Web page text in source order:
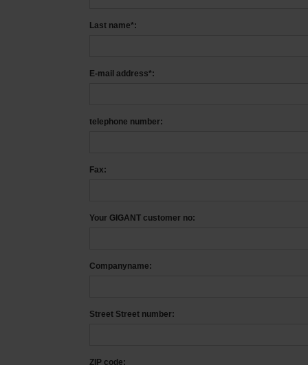
Last name*:
E-mail address*:
telephone number:
Fax:
Your GIGANT customer no:
Companyname:
Street Street number:
ZIP code: